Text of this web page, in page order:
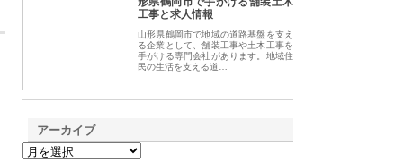
工事と求人情報
山形県鶴岡市で地域の道路基盤を支え
る企業として、舗装工事や土木工事を
手がける専門会社があります。地域住
民の生活を支える道…
アーカイブ